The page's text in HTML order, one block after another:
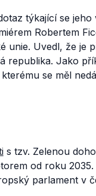
týkající se
Robertem
unie. Uvedl, že je
republika. Jako
se měl
s tzv. Zelenou
od roku
parlament v